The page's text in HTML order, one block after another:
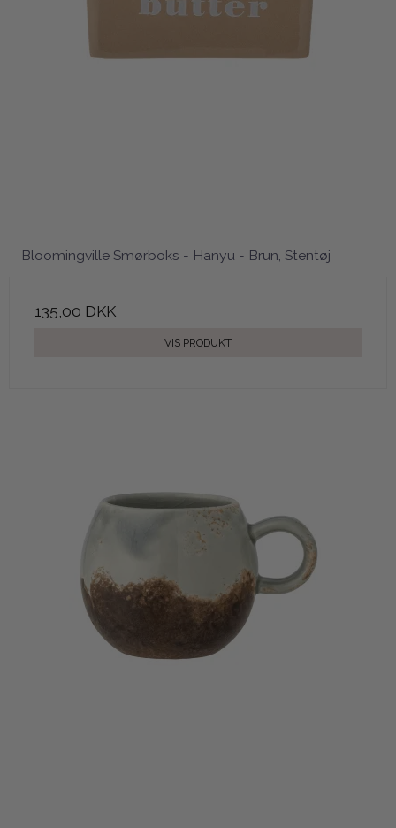
Bloomingville Smørboks - Hanyu - Brun, Stentøj
135,00 DKK
VIS PRODUKT